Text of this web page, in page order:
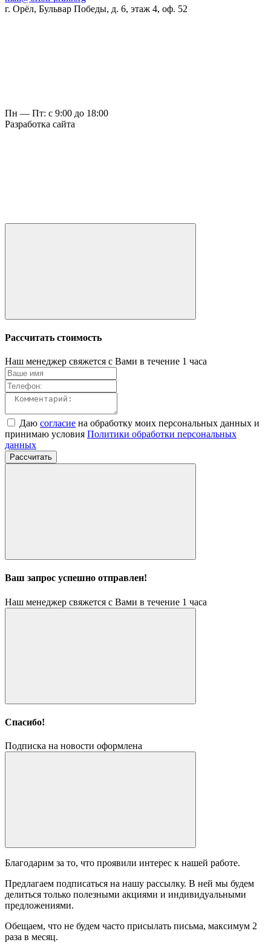
г. Орёл, Бульвар Победы, д. 6, этаж 4, оф. 52
Пн — Пт: с 9:00 до 18:00
Разработка сайта
Рассчитать стоимость
Наш менеджер свяжется с Вами в течение 1 часа
Даю согласие на обработку моих персональных данных и
принимаю условия Политики обработки персональных
данных
Рассчитать
Ваш запрос успешно отправлен!
Наш менеджер свяжется с Вами в течение 1 часа
Спасибо!
Подписка на новости оформлена
Благодарим за то, что проявили интерес к нашей работе.
Предлагаем подписаться на нашу рассылку. В ней мы будем
делиться только полезными акциями и индивидуальными
предложениями.
Обещаем, что не будем часто присылать письма, максимум 2
раза в месяц.